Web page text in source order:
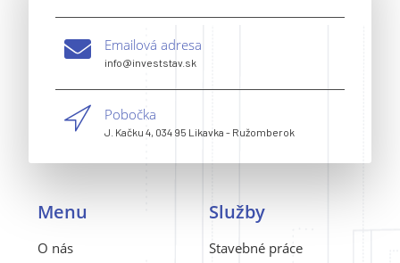
Emailová adresa
info@investstav.sk
Pobočka
J. Kačku 4, 034 95 Likavka - Ružomberok
Menu
O nás
Služby
Stavebné práce